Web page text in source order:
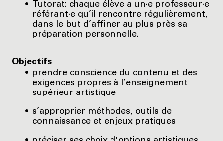
Tutorat: chaque élève a un·e professeur·e
référant·e qu’il rencontre régulièrement,
dans le but d’affiner au plus près sa
préparation personnelle.
Objectifs
prendre conscience du contenu et des
exigences propres à l’enseignement
supérieur artistique
s’approprier méthodes, outils de
connaissance et enjeux pratiques